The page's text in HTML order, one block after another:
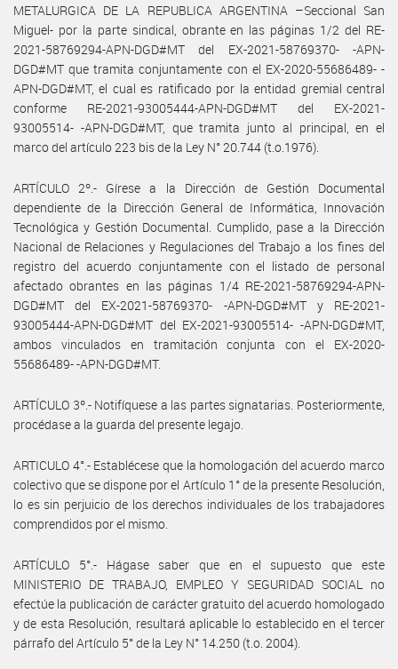
METALURGICA DE LA REPUBLICA ARGENTINA –Seccional San
Miguel- por la parte sindical, obrante en las páginas 1/2 del RE-
2021-58769294-APN-DGD#MT del EX-2021-58769370- -APN-
DGD#MT que tramita conjuntamente con el EX-2020-55686489- -
APN-DGD#MT, el cual es ratificado por la entidad gremial central
conforme RE-2021-93005444-APN-DGD#MT del EX-2021-
93005514- -APN-DGD#MT, que tramita junto al principal, en el
marco del artículo 223 bis de la Ley N° 20.744 (t.o.1976).
ARTÍCULO 2º.- Gírese a la Dirección de Gestión Documental
dependiente de la Dirección General de Informática, Innovación
Tecnológica y Gestión Documental. Cumplido, pase a la Dirección
Nacional de Relaciones y Regulaciones del Trabajo a los fines del
registro del acuerdo conjuntamente con el listado de personal
afectado obrantes en las páginas 1/4 RE-2021-58769294-APN-
DGD#MT del EX-2021-58769370- -APN-DGD#MT y RE-2021-
93005444-APN-DGD#MT del EX-2021-93005514- -APN-DGD#MT,
ambos vinculados en tramitación conjunta con el EX-2020-
55686489- -APN-DGD#MT.
ARTÍCULO 3º.- Notifíquese a las partes signatarias. Posteriormente,
procédase a la guarda del presente legajo.
ARTICULO 4°.- Establécese que la homologación del acuerdo marco
colectivo que se dispone por el Artículo 1° de la presente Resolución,
lo es sin perjuicio de los derechos individuales de los trabajadores
comprendidos por el mismo.
ARTÍCULO 5°.- Hágase saber que en el supuesto que este
MINISTERIO DE TRABAJO, EMPLEO Y SEGURIDAD SOCIAL no
efectúe la publicación de carácter gratuito del acuerdo homologado
y de esta Resolución, resultará aplicable lo establecido en el tercer
párrafo del Artículo 5° de la Ley N° 14.250 (t.o. 2004).